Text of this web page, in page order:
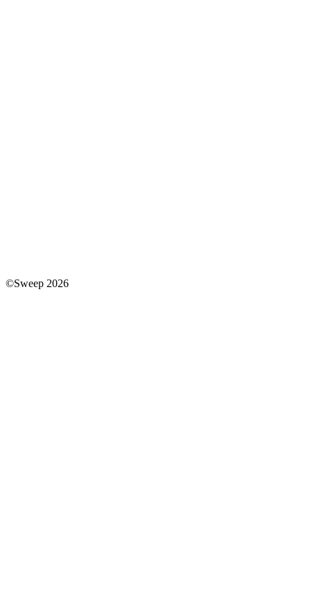
©Sweep 2026